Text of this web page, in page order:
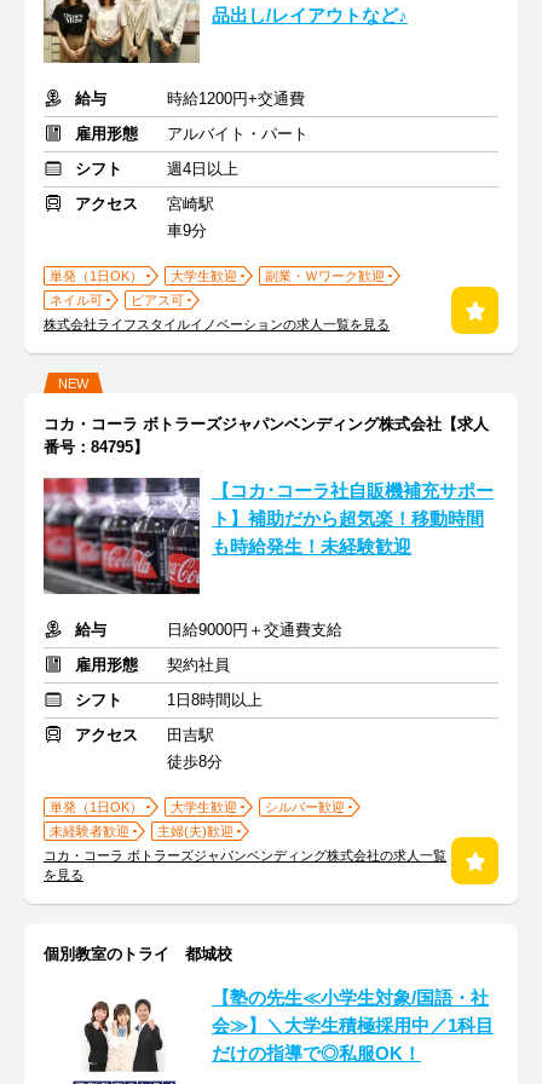
品出し/レイアウトなど♪
給与
時給1200円+交通費
雇用形態
アルバイト・パート
シフト
週4日以上
アクセス
宮崎駅
車9分
単発（1日OK） 大学生歓迎
副業・Ｗワーク歓迎
ネイル可
ピアス可
株式会社ライフスタイルイノベーションの求人一覧を見る
NEW
コカ・コーラ ボトラーズジャパンベンディング株式会社【求人
番号：84795】
【コカ･コーラ社自販機補充サポー
ト】補助だから超気楽！移動時間
も時給発生！未経験歓迎
給与
日給9000円＋交通費支給
雇用形態
契約社員
シフト
1日8時間以上
アクセス
田吉駅
徒歩8分
単発（1日OK） 大学生歓迎
シルバー歓迎
未経験者歓迎
主婦(夫)歓迎
コカ・コーラ ボトラーズジャパンベンディング株式会社の求人一覧
を見る
個別教室のトライ 都城校
【塾の先生≪小学生対象/国語・社
会≫】＼大学生積極採用中／1科目
だけの指導で◎私服OK！